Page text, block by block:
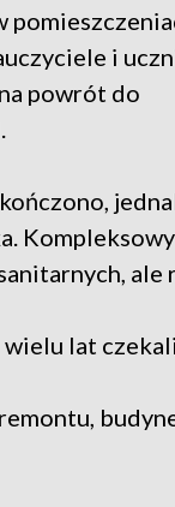
i
powrót do
lat